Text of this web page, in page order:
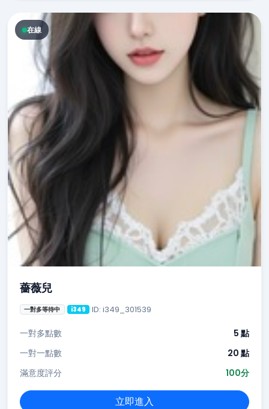
在線
薔薇兒
一對多等待中 i349 ID: i349_301539
一對多點數
5 點
一對一點數
20 點
滿意度評分
100分
立即進入